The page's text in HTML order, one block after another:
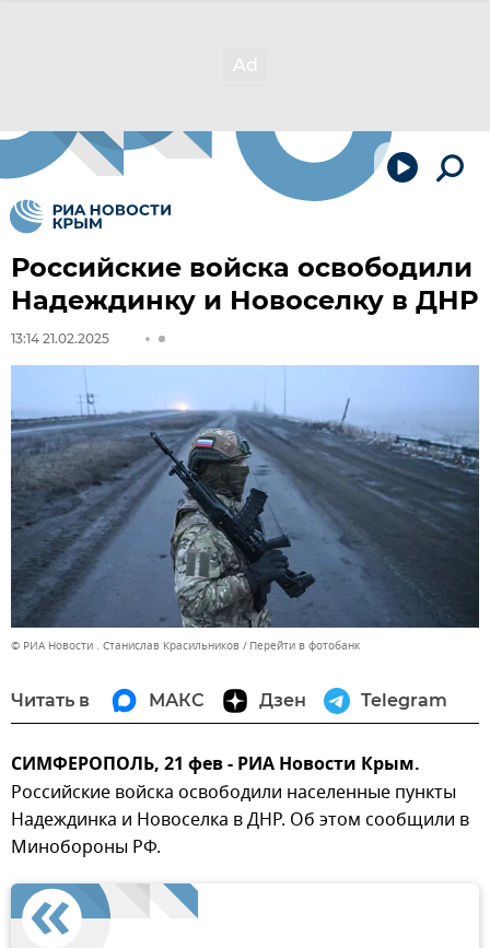
Российские войска освободили
Надеждинку и Новоселку в ДНР
13:14 21.02.2025
© РИА Новости . Станислав Красильников Перейти в фотобанк
Читать в МАКС Дзен Telegram
СИМФЕРОПОЛЬ, 21 фев - РИА Новости Крым.
Российские войска освободили населенные пункты
Надеждинка и Новоселка в ДНР. Об этом сообщили в
Минобороны РФ.